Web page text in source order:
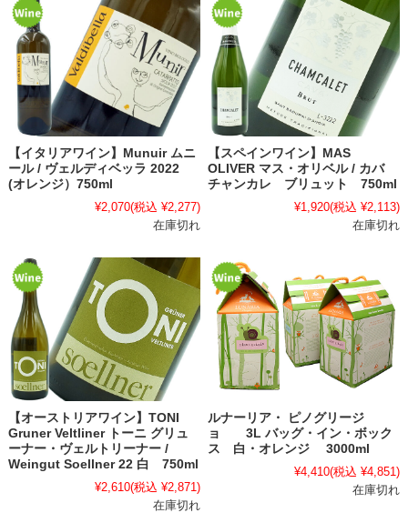
【イタリアワイン】Munuir ムニ
ール / ヴェルディベッラ 2022
(オレンジ）750ml
¥2,070(税込 ¥2,277)
在庫切れ
【スペインワイン】MAS
OLIVER マス・オリベル / カバ
チャンカレ ブリュット 750ml
¥1,920(税込 ¥2,113)
在庫切れ
【オーストリアワイン】TONI
Gruner Veltliner トーニ グリュ
ーナー・ヴェルトリーナー /
Weingut Soellner 22 白 750ml
¥2,610(税込 ¥2,871)
在庫切れ
ルナーリア・ ピノグリージ
ョ 3L バッグ・イン・ボック
ス 白・オレンジ 3000ml
¥4,410(税込 ¥4,851)
在庫切れ